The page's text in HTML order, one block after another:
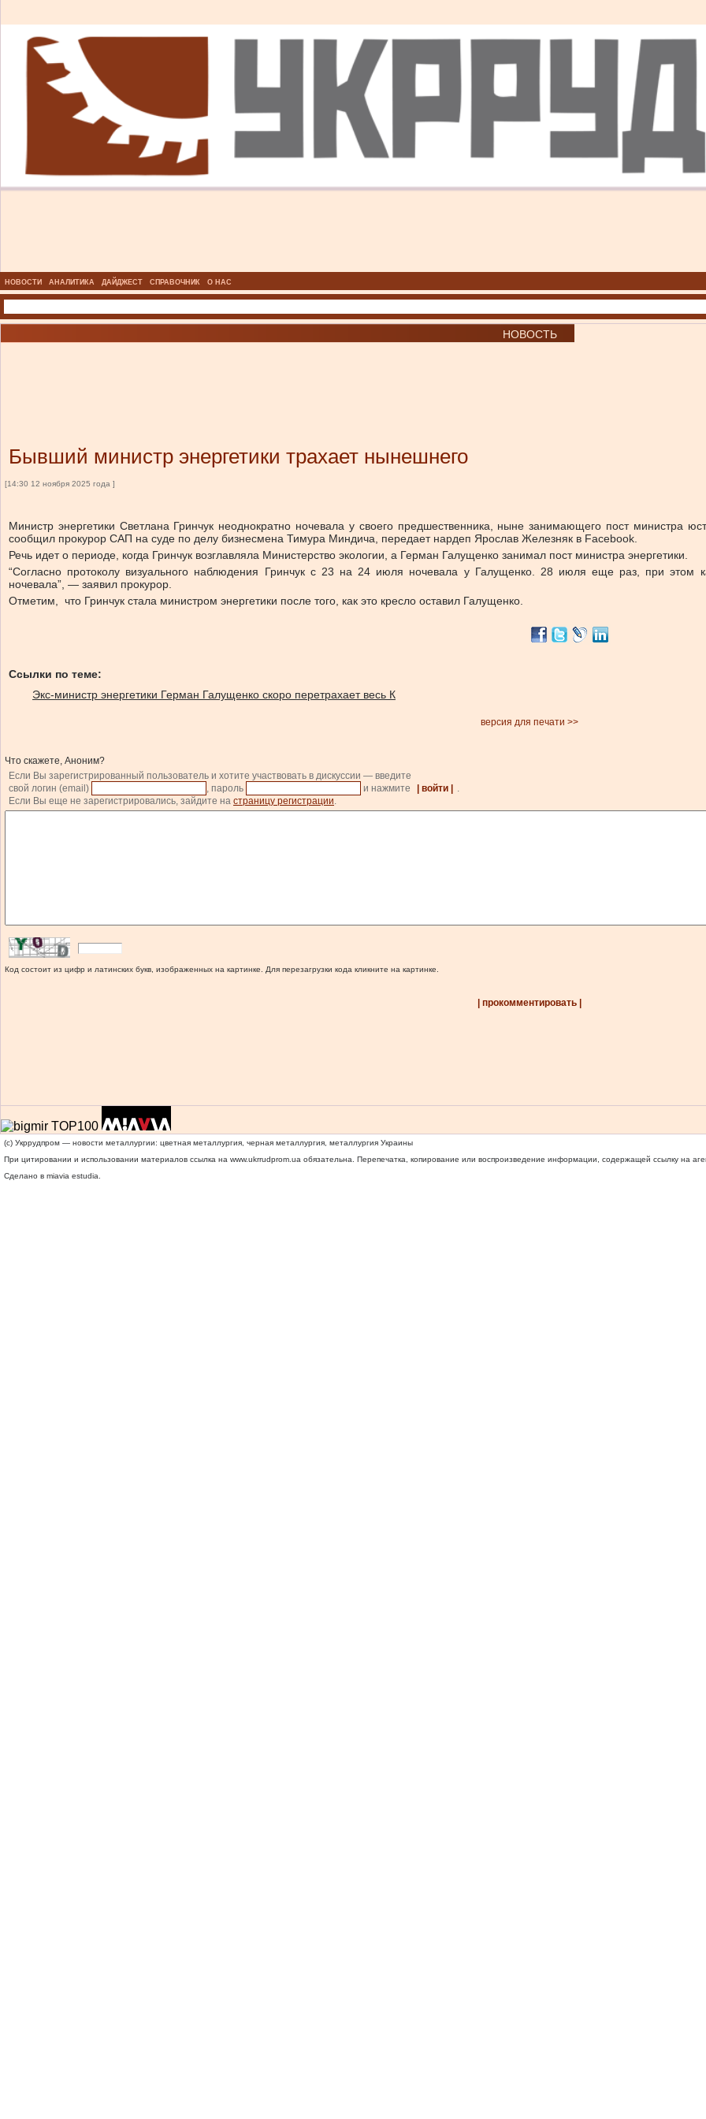
НОВОСТИ АНАЛИТИКА ДАЙДЖЕСТ СПРАВОЧНИК О НАС
НОВОСТЬ
Бывший министр энергетики трахает нынешнего
[14:30 12 ноября 2025 года ]
Министр энергетики Светлана Гринчук неоднократно ночевала у своего предшественника, ныне занимающего пост министра
сообщил прокурор САП на суде по делу бизнесмена Тимура Миндича, передает нардеп Ярослав Железняк в Facebook.
Речь идет о периоде, когда Гринчук возглавляла Министерство экологии, а Герман Галущенко занимал пост министра энергетики.
“Согласно протоколу визуального наблюдения Гринчук с 23 на 24 июля ночевала у Галущенко. 28 июля еще раз, при этом
ночевала”, — заявил прокурор.
Отметим, что Гринчук стала министром энергетики после того, как это кресло оставил Галущенко.
Ссылки по теме:
Экс-министр энергетики Герман Галущенко скоро перетрахает весь К
версия для печати >>
Что скажете, Аноним?
Если Вы зарегистрированный пользователь и хотите участвовать в дискуссии — введите
свой логин (email)
, пароль и нажмите | войти |
.
Если Вы еще не зарегистрировались, зайдите на страницу регистрации.
Код состоит из цифр и латинских букв, изображенных на картинке. Для перезагрузки кода кликните на картинке.
| прокомментировать |
(c) Укррудпром — новости металлургии: цветная металлургия, черная металлургия, металлургия Украины
При цитировании и использовании материалов ссылка на www.ukrrudprom.ua обязательна. Перепечатка, копирование или воспроизведение информации, содержащей ссылку на
Сделано в miavia estudia.